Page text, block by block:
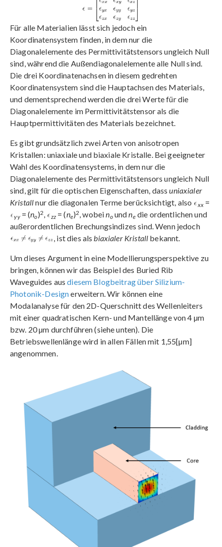
Für alle Materialien lässt sich jedoch ein
Koordinatensystem finden, in dem nur die
Diagonalelemente des Permittivitätstensors ungleich Null
sind, während die Außendiagonalelemente alle Null sind.
Die drei Koordinatenachsen in diesem gedrehten
Koordinatensystem sind die Hauptachsen des Materials,
und dementsprechend werden die drei Werte für die
Diagonalelemente im Permittivitätstensor als die
Hauptpermittivitäten des Materials bezeichnet.
Es gibt grundsätzlich zwei Arten von anisotropen
Kristallen: uniaxiale und biaxiale Kristalle. Bei geeigneter
Wahl des Koordinatensystems, in dem nur die
Diagonalelemente des Permittivitätstensors ungleich Null
sind, gilt für die optischen Eigenschaften, dassuniaxialer
Kristallnur die diagonalen Terme berücksichtigt, also xx=
yy= (no)2
zz= (ne)2 , wobeino undne die ordentlichen und
außerordentlichen Brechungsindizes sind. Wenn jedoch
, ist dies als biaxialer Kristall bekannt.
Um dieses Argument in eine Modellierungsperspektive zu
bringen, können wir das Beispiel des Buried Rib
Waveguides ausdiesem Blogbeitrag über Silizium-
Photonik-Designerweitern. Wir können eine
Modalanalyse für den 2D-Querschnitt des Wellenleiters
mit einer quadratischen Kern- und Mantellänge von 4 µm
bzw. 20 µm durchführen (siehe unten). Die
Betriebswellenlänge wird in allen Fällen mit 1,55[µm]
angenommen.